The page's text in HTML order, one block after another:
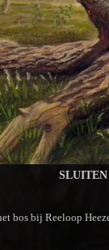
bos bij Reeloop